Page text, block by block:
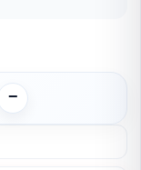
−